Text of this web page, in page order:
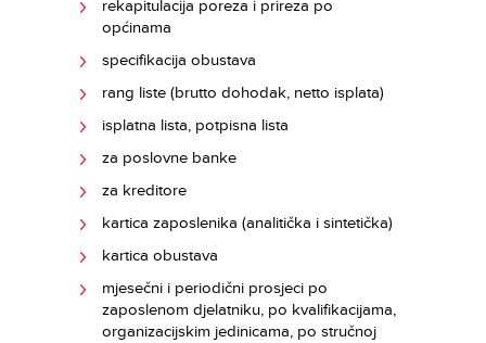
rekapitulacija poreza i prireza po
općinama
specifikacija obustava
rang liste (brutto dohodak, netto isplata)
isplatna lista, potpisna lista
za poslovne banke
za kreditore
kartica zaposlenika (analitička i sintetička)
kartica obustava
mjesečni i periodični prosjeci po
zaposlenom djelatniku, po kvalifikacijama,
organizacijskim jedinicama, po stručnoj